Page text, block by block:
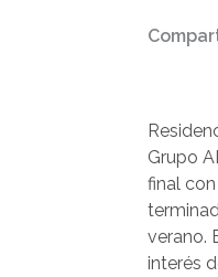
Grupo
final
verano.
interés